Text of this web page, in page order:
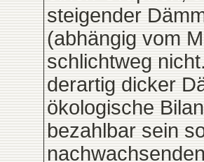
steigender
(abhängig vom
schlichtweg
derartig dicker
ökologische
bezahlbar sein